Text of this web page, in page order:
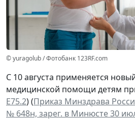
© yuragolub / Фотобанк 123RF.com
С 10 августа применяется
медицинской помощи детям
Е75.2) (Приказ Минздрава
№ 648н, зарег. в Минюсте 30